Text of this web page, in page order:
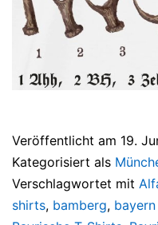
Veröffentlicht am 19.
Kategorisiert als
Verschlagwortet mit
shirts, bamberg,